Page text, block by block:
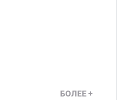
БОЛЕЕ +